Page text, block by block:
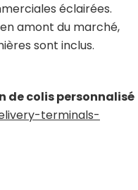
éclairées.
amont du marché,
sont inclus.
de colis personnalisé
terminals-